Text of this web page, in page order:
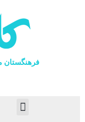
فرهنگستان